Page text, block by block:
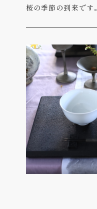
桜の季節の到来です。